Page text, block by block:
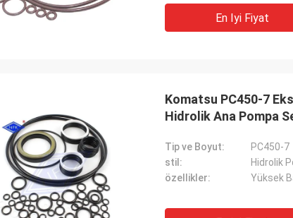
En Iyi Fiyat
Komatsu PC450-7
Hidrolik Ana Pompa
Tip ve Boyut:
PC450-7
stil:
Hidrolik
özellikler:
Yüksek